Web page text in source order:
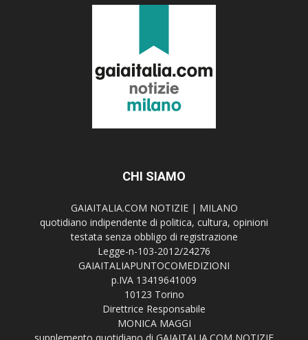
CHI SIAMO
GAIAITALIA.COM NOTIZIE | MILANO
quotidiano indipendente di politica, cultura, opinioni
testata senza obbligo di registrazione
Legge-n-103-2012/24276
GAIAITALIAPUNTOCOMEDIZIONI
p.IVA 13419641009
10123 Torino
Direttrice Responsabile
MONICA MAGGI